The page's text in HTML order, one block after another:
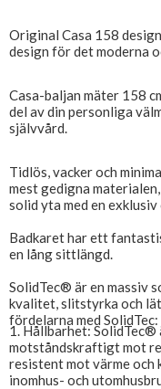
Original Casa 158
design för det moderna
Casa-baljan mäter 158
del av din personliga
självvård.
Tidlös, vacker och
mest gedigna
solid yta med en
Badkaret har ett
en lång sittlängd.
SolidTec® är en massiv
kvalitet, slitstyrka och
fördelarna med SolidTec:
1. Hållbarhet:
motståndskraftigt mot
resistent mot värme och
inomhus- och